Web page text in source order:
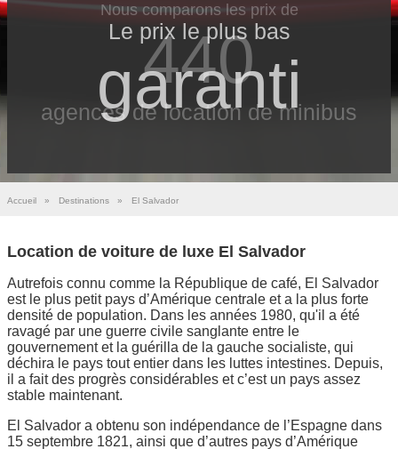
Nous comparons les prix de
440
agences de location de minibus
Le prix le​ plus bas
garanti
Accueil » Destinations » El Salvador
Location de voiture de luxe El Salvador
Autrefois connu comme la République de café, El Salvador
est le plus petit pays d’Amérique centrale et a la plus forte
densité de population. Dans les années 1980, qu'il a été
ravagé par une guerre civile sanglante entre le
gouvernement et la guérilla de la gauche socialiste, qui
déchira le pays tout entier dans les luttes intestines. Depuis,
il a fait des progrès considérables et c’est un pays assez
stable maintenant.
El Salvador a obtenu son indépendance de l’Espagne dans
15 septembre 1821, ainsi que d’autres pays d’Amérique